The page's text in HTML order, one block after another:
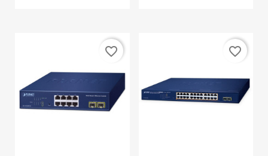
favorite_border favorite_border